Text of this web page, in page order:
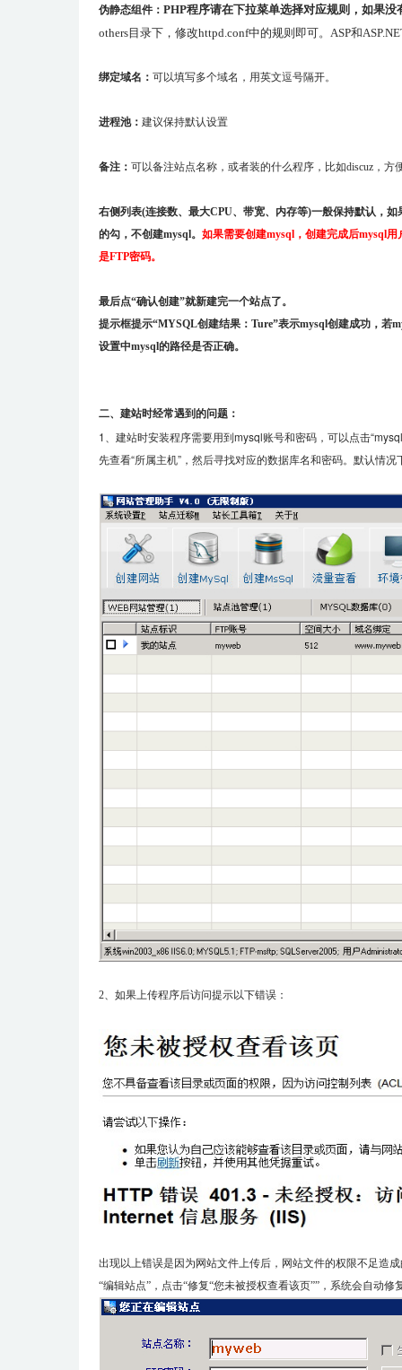
伪静态组件： PHP程序请在下拉菜单选择对应规则，如果
others目录下，修改httpd.conf中的规则即可。ASP和
绑定域名： 可以填写多个域名，用英文逗号隔开。
进程池： 建议保持默认设置
备注： 可以备注站点名称，或者装的什么程序，比如discuz ，方
右侧列表(连接数、最大CPU、带宽、内存等)一般保持默认，如
的勾，不创建mysql。 如果需要创建mysql ，创建完成后mysql用
是FTP密码。
最后点“确认创建”就新建完一个站点了。
提示框提示“MYSQL创建结果： Ture”表示mysql创建成功，若
设置中mysql的路径是否正确。
二、建站时经常遇到的问题：
1、建站时安装程序需要用到mysql账号和密码，可以点击“mysql
先查看“所属主机”，然后寻找对应的数据库名和密码。默认情
2、如果上传程序后访问提示以下错误：
出现以上错误是因为网站文件上传后，网站文件的权限不足造
“编辑站点”，点击“修复“您未被授权查看该页””，系统会自动